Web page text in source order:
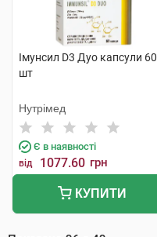
Імунсил D3 Дуо капсули 60
шт
Нутрімед
Є в наявності
від 1077.60 грн
КУПИТИ